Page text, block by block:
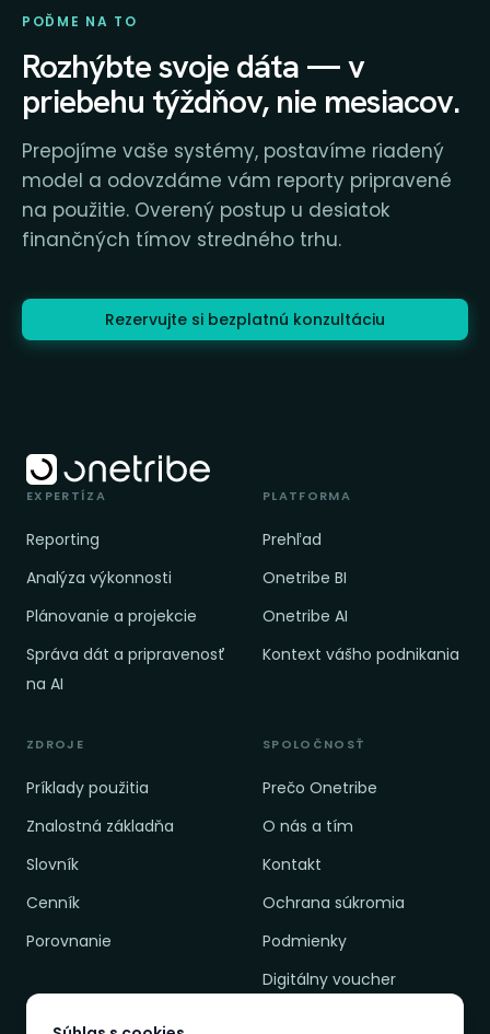
POĎME NA TO
Rozhýbte svoje dáta — v
priebehu týždňov, nie mesiacov.
Prepojíme vaše systémy, postavíme riadený
model a odovzdáme vám reporty pripravené
na použitie. Overený postup u desiatok
finančných tímov stredného trhu.
Rezervujte si bezplatnú konzultáciu
EXPERTÍZA
Reporting
Analýza výkonnosti
Plánovanie a projekcie
Správa dát a pripravenosť
na AI
PLATFORMA
Prehľad
Onetribe BI
Onetribe AI
Kontext vášho podnikania
ZDROJE
Príklady použitia
Znalostná základňa
Slovník
Cenník
Porovnanie
SPOLOČNOSŤ
Prečo Onetribe
O nás a tím
Kontakt
Ochrana súkromia
Podmienky
Digitálny voucher